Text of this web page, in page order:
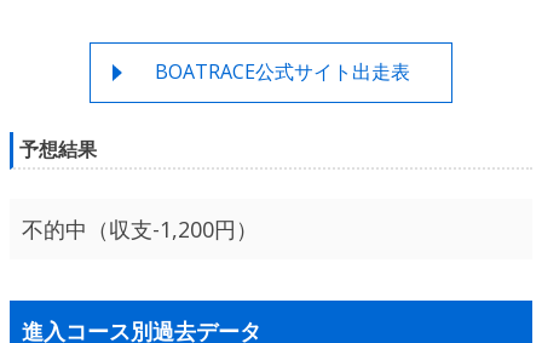
BOATRACE公式サイト出走表
予想結果
不的中（収支-1,200円）
進入コース別過去データ